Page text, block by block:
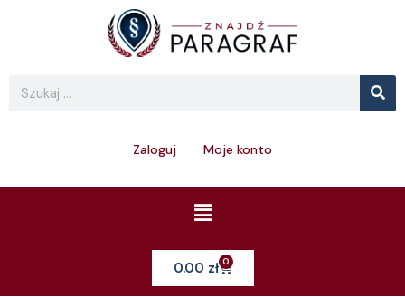
Search
Zaloguj Moje konto
Menu
0.00 zł 0Cart